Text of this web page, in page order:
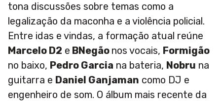
tona discussões sobre temas como a
legalização da maconha e a violência policial.
Entre idas e vindas, a formação atual reúne
Marcelo D2 e BNegão nos vocais, Formigão
no baixo, Pedro Garcia na bateria, Nobru na
guitarra e Daniel Ganjaman como DJ e
engenheiro de som. O álbum mais recente da